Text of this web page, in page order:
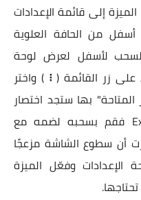
إلى قائمة الإعدادات
من الحافة العلوية
لأسفل لعرض لوحة
زر القائمة ( ⁝ ) واختر
المتاحة" بها ستجد اختصار
يُسمى "خفت إضافي" Extra Dim فقم بسحبه لضمه مع
أن سطوع الشاشة مزعجًا
وفعّل الميزة